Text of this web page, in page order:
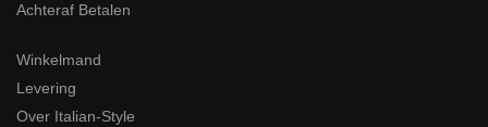
Achteraf Betalen
Winkelmand
Levering
Over Italian-Style